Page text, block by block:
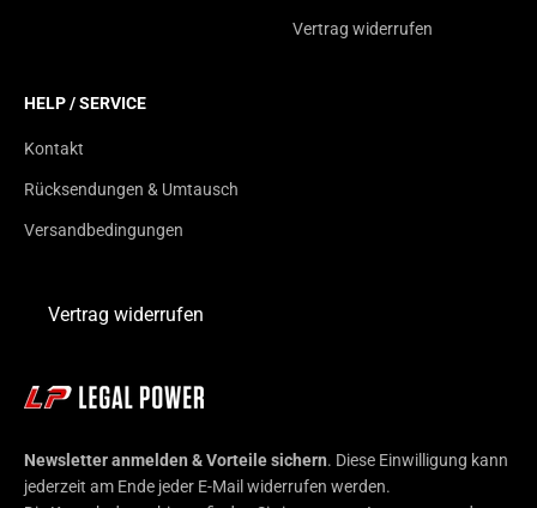
Vertrag widerrufen
HELP / SERVICE
Kontakt
Rücksendungen & Umtausch
Versandbedingungen
Vertrag widerrufen
Newsletter anmelden & Vorteile sichern. Diese Einwilligung kann
jederzeit am Ende jeder E-Mail widerrufen werden.